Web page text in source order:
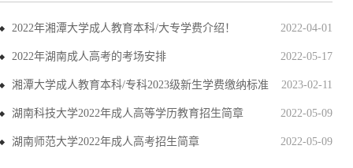
2022-04-01
2022年湘潭大学成人教育本科/大专学费介绍！
2022-05-17
2022年湖南成人高考的考场安排
2023-02-11
湘潭大学成人教育本科/专科2023级新生学费缴纳标准
2022-05-09
湖南科技大学2022年成人高等学历教育招生简章
2022-05-09
湖南师范大学2022年成人高考招生简章